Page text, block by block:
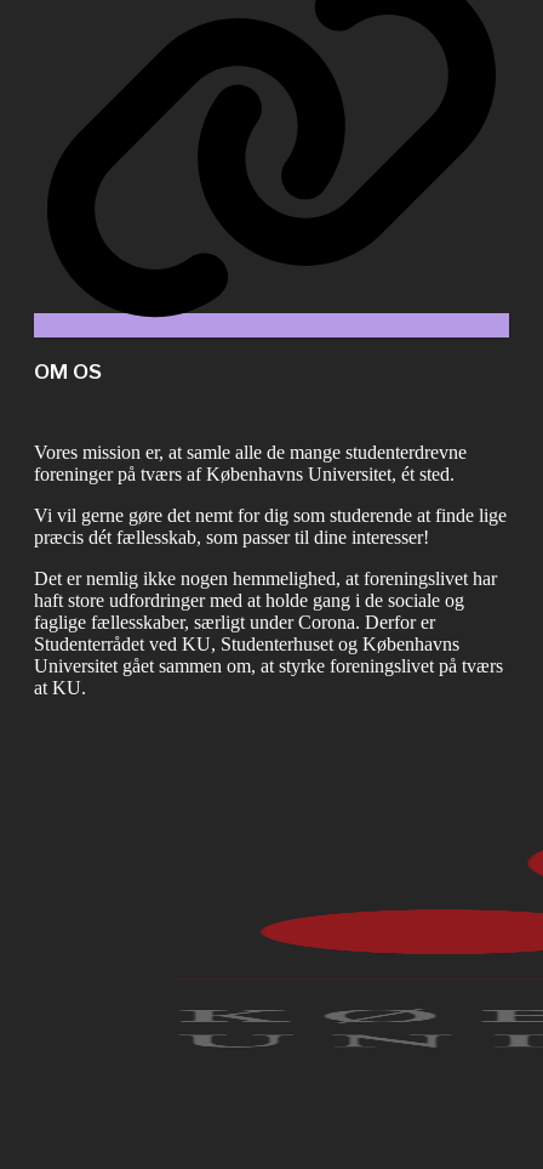
OM OS
Vores mission er, at samle alle de mange studenterdrevne
foreninger på tværs af Københavns Universitet, ét sted.
Vi vil gerne gøre det nemt for dig som studerende at finde lige
præcis dét fællesskab, som passer til dine interesser!
Det er nemlig ikke nogen hemmelighed, at foreningslivet har
haft store udfordringer med at holde gang i de sociale og
faglige fællesskaber, særligt under Corona. Derfor er
Studenterrådet ved KU, Studenterhuset og Københavns
Universitet gået sammen om, at styrke foreningslivet på tværs
at KU.